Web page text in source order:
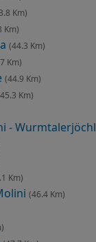
Km)
Km)
(44.3 Km)
Km)
(44.9 Km)
Km)
- Wurmtalerjöchl
Km)
(46.4 Km)